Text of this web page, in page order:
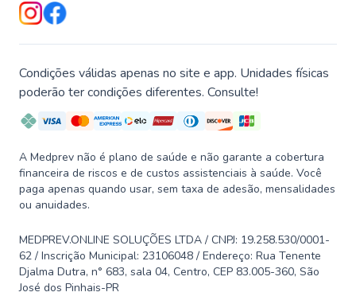
Condições válidas apenas no site e app. Unidades físicas
poderão ter condições diferentes. Consulte!
A Medprev não é plano de saúde e não garante a cobertura
financeira de riscos e de custos assistenciais à saúde. Você
paga apenas quando usar, sem taxa de adesão, mensalidades
ou anuidades.
MEDPREV.ONLINE SOLUÇÕES LTDA / CNPJ: 19.258.530/0001-
62 / Inscrição Municipal: 23106048 / Endereço: Rua Tenente
Djalma Dutra, n° 683, sala 04, Centro, CEP 83.005-360, São
José dos Pinhais-PR